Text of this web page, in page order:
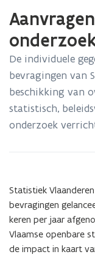
zich
op:
Aanvragen
microdata
voor
onderzoek
De individuele
bevragingen van
beschikking van
statistisch,
onderzoek
Statistiek
bevragingen
keren per jaar
Vlaamse openbare
de impact in kaart